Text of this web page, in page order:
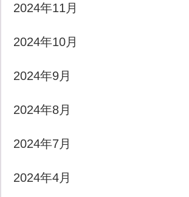
2024年11月
2024年10月
2024年9月
2024年8月
2024年7月
2024年4月